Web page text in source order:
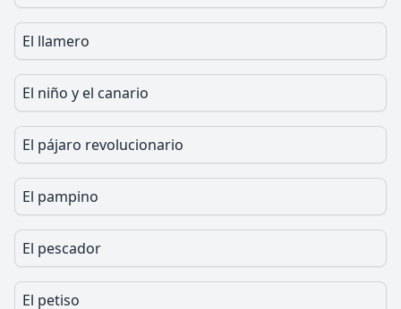
El llamero
El niño y el canario
El pájaro revolucionario
El pampino
El pescador
El petiso